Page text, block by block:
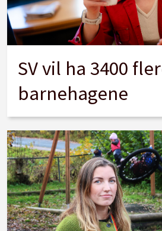
SV vil ha 3400
barnehagene